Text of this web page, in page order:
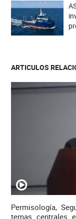
ARTICULOS
Permisología,
temas centrales